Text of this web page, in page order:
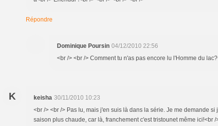
Répondre
Dominique Poursin 04/12/2010 22:56
<br /> <br /> Comment tu n'as pas encore lu l'Homme du
K keisha 30/11/2010 10:23
<br /> <br /> Pas lu, mais j'en suis là dans la série. Je me demande
saison plus chaude, car là, franchement c'est tristounet même ici!<br /